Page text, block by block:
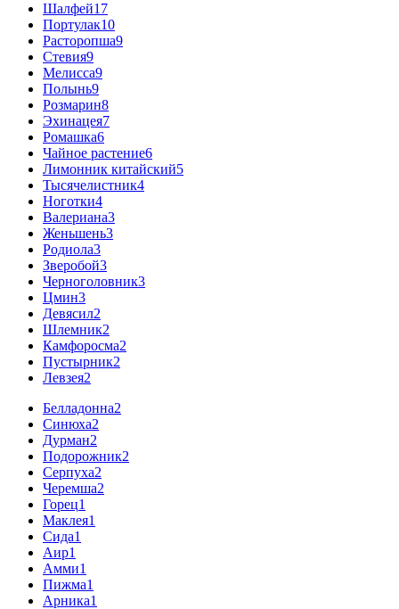
Шалфей17
Портулак10
Расторопша9
Стевия9
Мелисса9
Полынь9
Розмарин8
Эхинацея7
Ромашка6
Чайное растение6
Лимонник китайский5
Тысячелистник4
Ноготки4
Валериана3
Женьшень3
Родиола3
Зверобой3
Черноголовник3
Цмин3
Девясил2
Шлемник2
Камфоросма2
Пустырник2
Левзея2
Белладонна2
Синюха2
Дурман2
Подорожник2
Серпуха2
Черемша2
Горец1
Маклея1
Сида1
Аир1
Амми1
Пижма1
Арника1